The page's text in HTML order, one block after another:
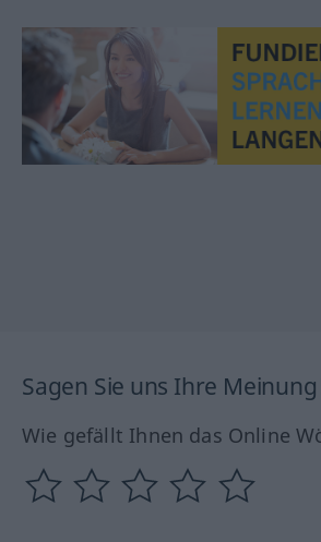
Sagen Sie uns Ihre
Wie gefällt Ihnen das Online